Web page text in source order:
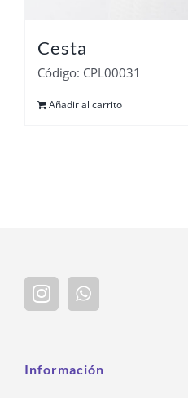
Cesta
Código: CPL00031
Añadir al carrito
Información